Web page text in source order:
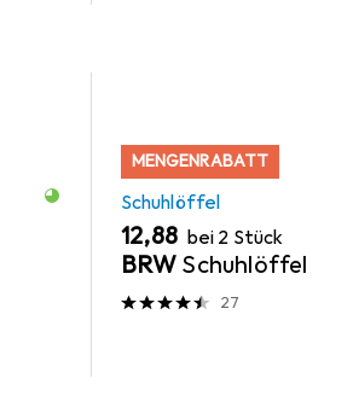
MENGENRABATT
Schuhlöffel
EUR
12,88 bei 2 Stück
BRW Schuhlöffel
27